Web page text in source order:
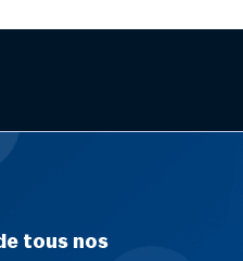
tous nos